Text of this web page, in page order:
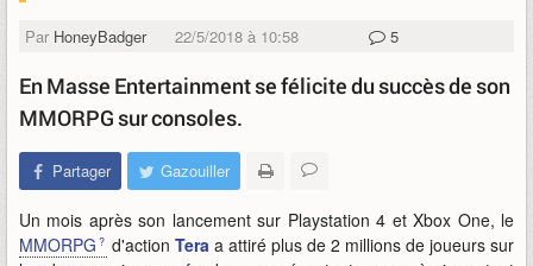
Par HoneyBadger 22/5/2018 à 10:58 5
En Masse Entertainment se félicite du succès de son
MMORPG sur consoles.
Partager Gazouiller
Un mois après son lancement sur Playstation 4 et Xbox One, le
MMORPG
d'action Tera a attiré plus de 2 millions de joueurs sur